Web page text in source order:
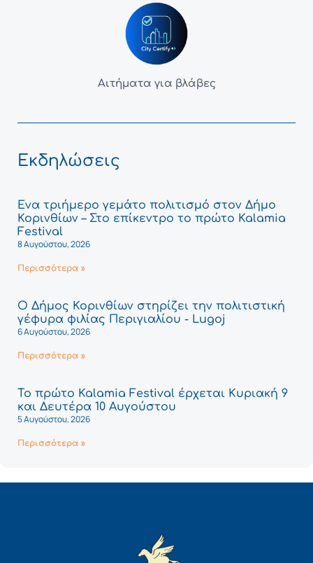
Αιτήματα για βλάβες
Εκδηλώσεις
Ένα τριήμερο γεμάτο πολιτισμό στον Δήμο
Κορινθίων – Στο επίκεντρο το πρώτο Kalamia
Festival
8 Αυγούστου, 2026
Περισσότερα »
Ο Δήμος Κορινθίων στηρίζει την πολιτιστική
γέφυρα φιλίας Περιγιαλίου - Lugoj
6 Αυγούστου, 2026
Περισσότερα »
Το πρώτο Kalamia Festival έρχεται Κυριακή 9
και Δευτέρα 10 Αυγούστου
5 Αυγούστου, 2026
Περισσότερα »